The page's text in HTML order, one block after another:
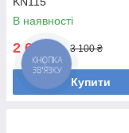
В наявності
2 601 3 100 ₴
Купити